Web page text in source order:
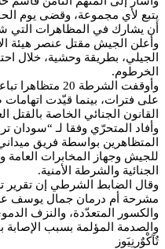
يتبع لأي مجموعة، وقضى يوم
أن يشارك في المظاهرات التي
وأعلن الجيش مقتل عنصر هيئة
الخرطوم.
القانون الجنائي الخاصة بالقتل
وأفاد المتحرّي وفقا لـ “سودان
المتظاهرين بواسطة فريق
للجيش وجهاز المخابرات العامة
الجنائية والشرطة الأمنية.
وقال الضابط الشرطي إن تقرير
مشرحة أم درمان جمال يوسف
والكسور المتعدّدة، والنزف
والصدمة المؤلمة بسبب الإصابة
ﺗٌﺂﮐْﻮٌﺭﻧِﻴَﻮز